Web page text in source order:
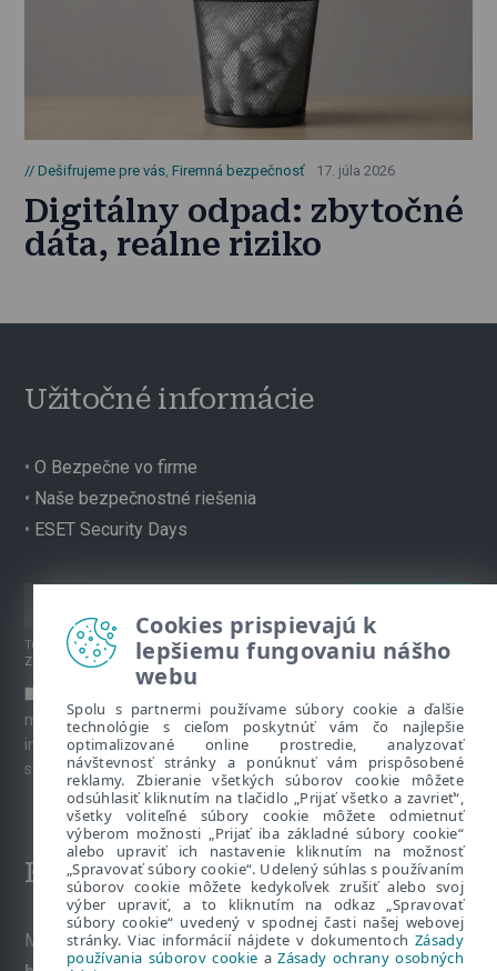
Dešifrujeme pre vás,Firemná bezpečnosť 17. júla 2026
Digitálny odpad: zbytočné
dáta, reálne riziko
Užitočné informácie
•O Bezpečne vo firme
• Naše bezpečnostné riešenia
• ESET Security Days
Túto stránku chráni reCAPTCHA, platiaPravidlá ochrany súkromiaa
Zmluvné podmienkyspoločnosti Google.
marketingových materiálov prostredníctvom emailu. Viac
informácií o spracúvaní osobných údajov je k dispozícii na
stránke venovanej
Ochrane súkromia.
Kontakt
Máte nezodpovedané otázky? Napíšte nám:
Cookies prispievajú k
lepšiemu fungovaniu nášho
webu
Spolu s partnermi používame súbory cookie a ďalšie
technológie s cieľom poskytnúť vám čo najlepšie
optimalizované online prostredie, analyzovať
návštevnosť stránky a ponúknuť vám prispôsobené
reklamy. Zbieranie všetkých súborov cookie môžete
odsúhlasiť kliknutím na tlačidlo „Prijať všetko a zavrieť“,
všetky voliteľné súbory cookie môžete odmietnuť
výberom možnosti „Prijať iba základné súbory cookie“
alebo upraviť ich nastavenie kliknutím na možnosť
„Spravovať súbory cookie“. Udelený súhlas s používaním
súborov cookie môžete kedykoľvek zrušiť alebo svoj
výber upraviť, a to kliknutím na odkaz „Spravovať
súbory cookie“ uvedený v spodnej časti našej webovej
stránky. Viac informácií nájdete v dokumentoch Zásady
používania súborov cookie aZásady ochrany osobných